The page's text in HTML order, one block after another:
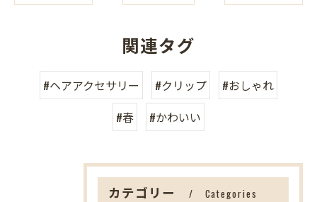
関連タグ
#ヘアアクセサリー #クリップ
#おしゃれ
#春
#かわいい
カテゴリー Categories